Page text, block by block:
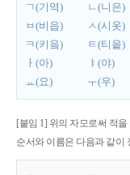
ㄱ(기역) ㄴ(니은)
ㅂ(비읍)
ㅅ(시옷)
ㅋ(키읔)
ㅌ(티읕)
ㅏ(아)
ㅑ(야)
ㅛ(요)
ㅜ(우)
[붙임 1] 위의 자모로써 적
순서와 이름은 다음과 같이